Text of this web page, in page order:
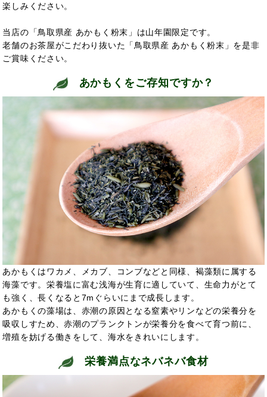
楽しみください。
当店の「鳥取県産 あかもく粉末」は山年園限定です。
老舗のお茶屋がこだわり抜いた「鳥取県産 あかもく粉末」を是非
ご賞味ください。
あかもくをご存知ですか？
あかもくはワカメ、メカブ、コンブなどと同様、褐藻類に属する
海藻です。栄養塩に富む浅海が生育に適していて、生命力がとて
も強く、長くなると7mぐらいにまで成長します。
あかもくの藻場は、赤潮の原因となる窒素やリンなどの栄養分を
吸収しすため、赤潮のプランクトンが栄養分を食べて育つ前に、
増殖を妨げる働きをして、海水をきれいにします。
栄養満点なネバネバ食材